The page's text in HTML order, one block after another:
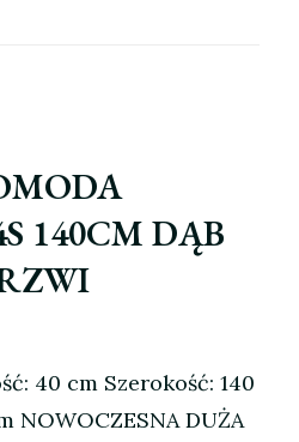
140CM DĄB
40 cm Szerokość: 140
NOWOCZESNA DUŻA